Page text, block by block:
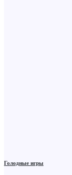
Голодные игры